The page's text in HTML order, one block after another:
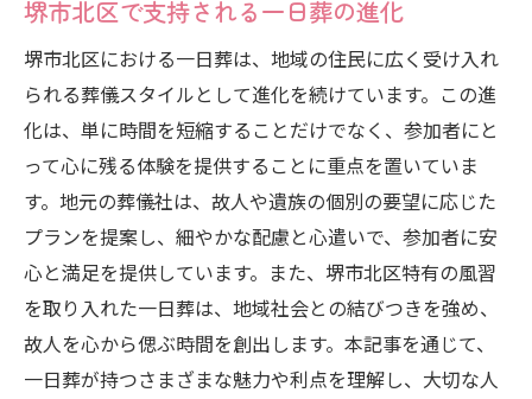
堺市北区で支持される一日葬の進化
堺市北区における一日葬は、地域の住民に広く受け入れ
られる葬儀スタイルとして進化を続けています。この進
化は、単に時間を短縮することだけでなく、参加者にと
って心に残る体験を提供することに重点を置いていま
す。地元の葬儀社は、故人や遺族の個別の要望に応じた
プランを提案し、細やかな配慮と心遣いで、参加者に安
心と満足を提供しています。また、堺市北区特有の風習
を取り入れた一日葬は、地域社会との結びつきを強め、
故人を心から偲ぶ時間を創出します。本記事を通じて、
一日葬が持つさまざまな魅力や利点を理解し、大切な人